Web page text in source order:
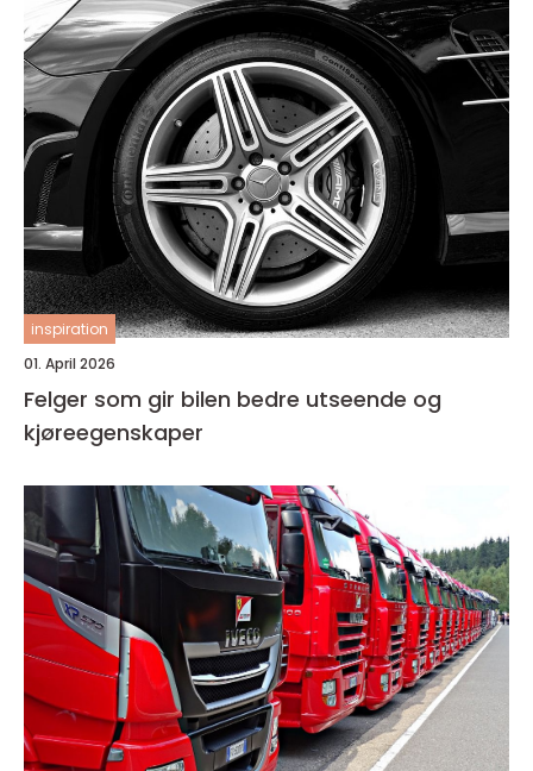
inspiration
01. April 2026
Felger som gir bilen bedre utseende og
kjøreegenskaper